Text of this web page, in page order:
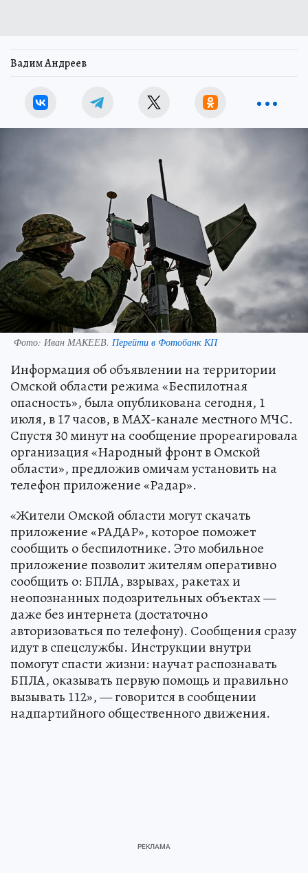
Вадим Андреев
Фото: Иван МАКЕЕВ. Перейти в Фотобанк КП
Информация об объявлении на территории
Омской области режима «Беспилотная
опасность», была опубликована сегодня, 1
июля, в 17 часов, в МАХ-канале местного МЧС.
Спустя 30 минут на сообщение прореагировала
организация «Народный фронт в Омской
области», предложив омичам установить на
телефон приложение «Радар».
«Жители Омской области могут скачать
приложение «РАДАР», которое поможет
сообщить о беспилотнике. Это мобильное
приложение позволит жителям оперативно
сообщить о: БПЛА, взрывах, ракетах и
неопознанных подозрительных объектах —
даже без интернета (достаточно
авторизоваться по телефону). Сообщения сразу
идут в спецслужбы. Инструкции внутри
помогут спасти жизни: научат распознавать
БПЛА, оказывать первую помощь и правильно
вызывать 112», — говорится в сообщении
надпартийного общественного движения.